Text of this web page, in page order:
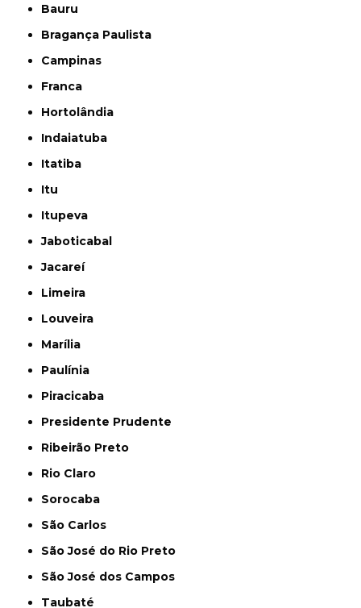
Bauru
Bragança Paulista
Campinas
Franca
Hortolândia
Indaiatuba
Itatiba
Itu
Itupeva
Jaboticabal
Jacareí
Limeira
Louveira
Marília
Paulínia
Piracicaba
Presidente Prudente
Ribeirão Preto
Rio Claro
Sorocaba
São Carlos
São José do Rio Preto
São José dos Campos
Taubaté